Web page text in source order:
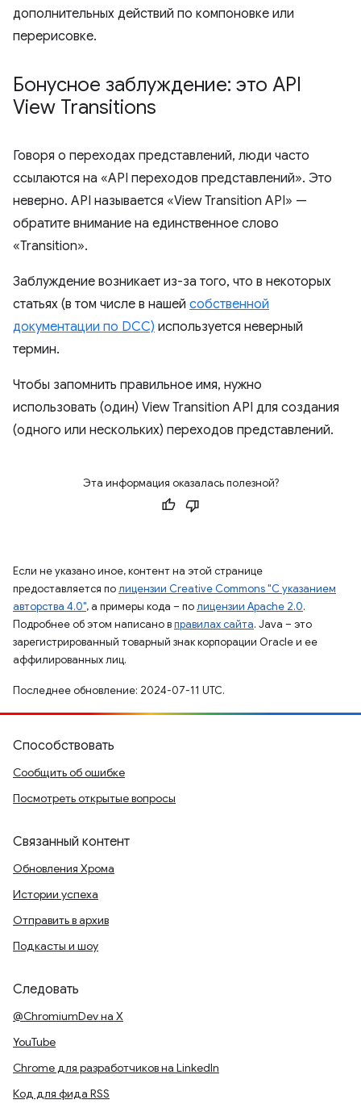
дополнительных действий по компоновке или
перерисовке.
Бонусное заблуждение: это API
View Transitions
Говоря о переходах представлений, люди часто
ссылаются на «API переходов представлений». Это
неверно. API называется «View Transition API» —
обратите внимание на единственное слово
«Transition».
Заблуждение возникает из-за того, что в некоторых
статьях (в том числе в нашей собственной
документации по DCC) используется неверный
термин.
Чтобы запомнить правильное имя, нужно
использовать (один) View Transition API для создания
(одного или нескольких) переходов представлений.
Эта информация оказалась полезной?
Если не указано иное, контент на этой странице
предоставляется полицензии Creative Commons "С указанием
авторства 4.0", а примеры кода – полицензии Apache 2.0.
Подробнее об этом написано вправилах сайта. Java – это
зарегистрированный товарный знак корпорации Oracle и ее
аффилированных лиц.
Последнее обновление: 2024-07-11 UTC.
Способствовать
Сообщить об ошибке
Посмотреть открытые вопросы
Связанный контент
Обновления Хрома
Истории успеха
Отправить в архив
Подкасты и шоу
Следовать
@ChromiumDev на X
YouTube
Chrome для разработчиков на LinkedIn
Код для фида RSS